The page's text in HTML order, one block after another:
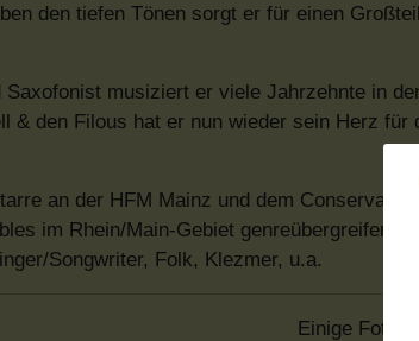
den tiefen Tönen sorgt er für einen
Saxofonist musiziert er viele Jahrzehnte in
& den Filous hat er nun wieder sein Herz für
an der HFM Mainz und dem
im Rhein/Main-Gebiet
Songwriter, Folk, Klezmer, u.a.
Einige Fotos